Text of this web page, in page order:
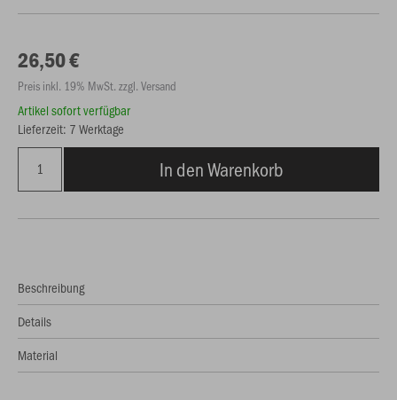
26,50 €
Preis inkl. 19% MwSt. zzgl. Versand
Artikel sofort verfügbar
Lieferzeit: 7 Werktage
In den Warenkorb
Beschreibung
Details
Material